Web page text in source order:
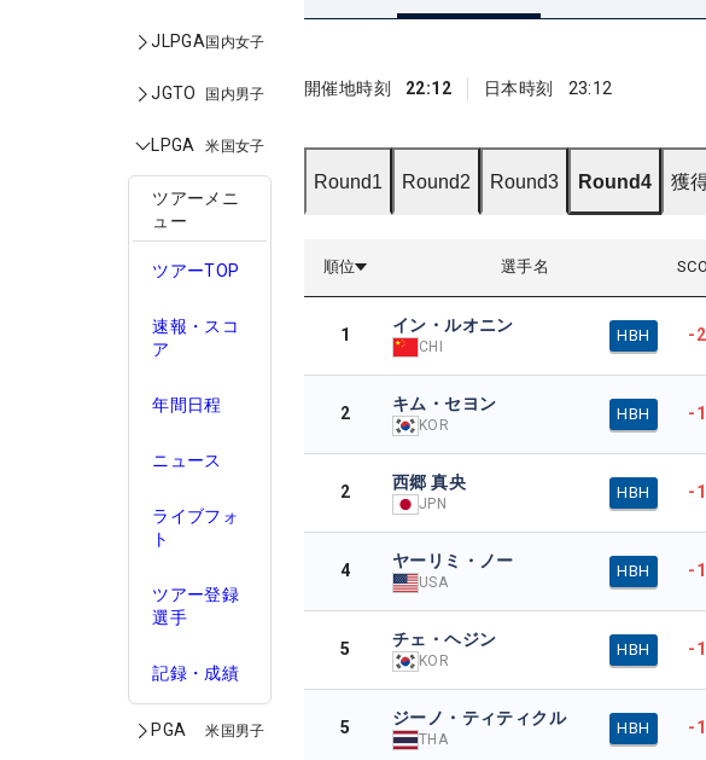
JLPGA国内女子
JGTO 国内男子
LPGA 米国女子
ツアーメニ
ュー
ツアーTOP
速報・スコ
ア
年間日程
ニュース
ライブフォ
ト
ツアー登録
選手
記録・成績
PGA 米国男子
開催地時刻 22:12 日本時刻 23:12
Round1 Round2 Round3 Round4 獲
順位 選手名
1 イン・ルオニン
CHI
HBH -
2 キム・セヨン
KOR
HBH -
2 西郷 真央
JPN
HBH -
4 ヤーリミ・ノー
USA
HBH -
5 チェ・ヘジン
KOR
HBH -
5 ジーノ・ティティクル
THA
HBH -